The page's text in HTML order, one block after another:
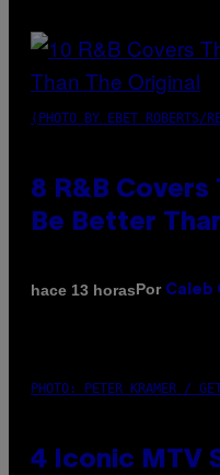
(PHOTO BY EBET ROBERTS/
8 R&B
Be Better
hace 13 horasPor Caleb
PHOTO: PETER KRAMER /
4 Iconic MTV